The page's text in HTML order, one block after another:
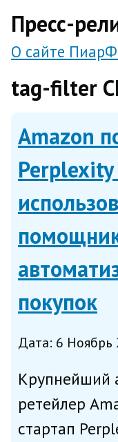
Пресс-
О сайте
tag-filter
Amazon
Perplexity
покупок
Дата: 6 Ноябрь
Крупнейший
ретейлер
стартап